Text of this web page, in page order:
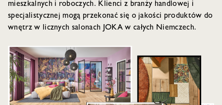
mieszkalnych i roboczych. Klienci z branży handlowej i
specjalistycznej mogą przekonać się o jakości produktów do
wnętrz w licznych salonach JOKA w całych Niemczech.